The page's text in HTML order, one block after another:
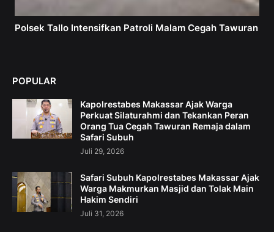
Polsek Tallo Intensifkan Patroli Malam Cegah Tawuran
POPULAR
Kapolrestabes Makassar Ajak Warga
Perkuat Silaturahmi dan Tekankan Peran
Orang Tua Cegah Tawuran Remaja dalam
Safari Subuh
Juli 29, 2026
Safari Subuh Kapolrestabes Makassar Ajak
Warga Makmurkan Masjid dan Tolak Main
Hakim Sendiri
Juli 31, 2026